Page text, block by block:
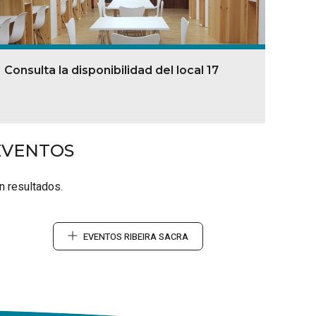
Consulta la disponibilidad del local 17
resultados.
EVENTOS RIBEIRA SACRA